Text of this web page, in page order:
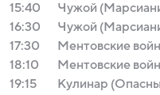
15:40
Чужой
16:30
Чужой
17:30
Ментовские
18:10
Ментовские
19:15
Кулинар